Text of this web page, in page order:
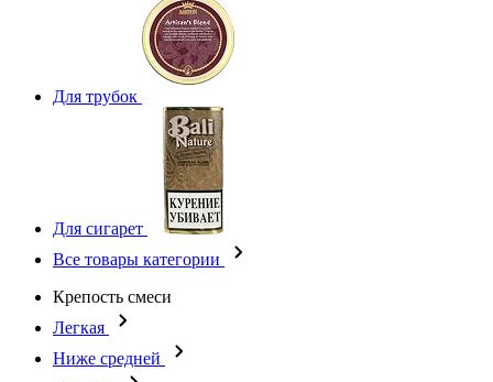
Для трубок
Для сигарет
Все товары категории
Крепость смеси
Легкая
Ниже средней